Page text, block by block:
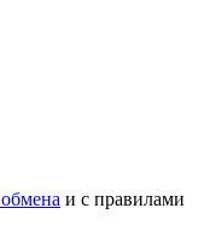
и с правилами